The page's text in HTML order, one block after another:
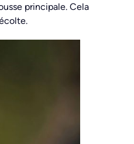
principale. Cela